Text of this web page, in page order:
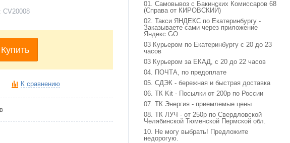
CV20008
Купить
К сравнению
01. Самовывоз с Бакинских Комиссаров 68
(Справа от КИРОВСКИЙ)
02. Такси ЯНДЕКС по Екатеринбургу -
Заказываете сами через приложение
Яндекс.GO
03 Курьером по Екатеринбургу с 20 до 23
часов
03 Курьером за ЕКАД, с 20 до 22 часов
04. ПОЧТА, по предоплате
05. СДЭК - бережная и быстрая доставка
06. ТК Kit - Посылки от 200р по России
07. ТК Энергия - приемлемые цены
08. ТК ЛУЧ - от 250р по Свердловской
Челябинской Тюменской Пермской обл.
10. Не могу выбрать! Предложите
недорогую.